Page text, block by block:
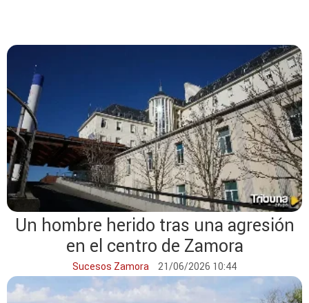
Un hombre herido tras una agresión
en el centro de Zamora
Sucesos Zamora 21/06/2026 10:44